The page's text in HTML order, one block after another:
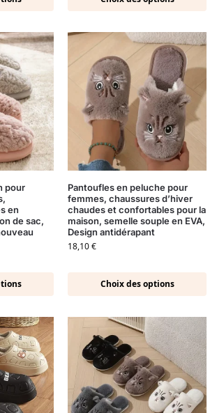
pour
en
de sac,
Pantoufles en peluche pour
femmes, chaussures d’hiver
chaudes et confortables pour la
maison, semelle souple en EVA,
Design antidérapant
18,10€
Choix des options